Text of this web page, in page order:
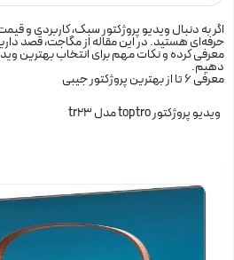
اگر به دنبالویدیو پروژکتورسبک، کاربردی و
حرفه‌ای هستید. در این مقاله ازمگاجت
معرفی کرده و نکات مهم برای انتخاببهترین
دهیم.
معرفی 6 تا از بهترین پروژکتور جیبی
ویدیو پروژکتور toptro مدل tr23